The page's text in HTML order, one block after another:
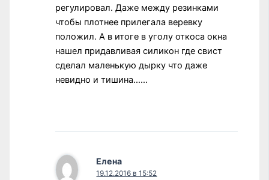
регулировал. Даже между резинками
чтобы плотнее прилегала веревку
положил. А в итоге в уголу откоса окна
нашел придавливая силикон где свист
сделал маленькую дырку что даже
невидно и тишина……
Елена
19.12.2016 в 15:52